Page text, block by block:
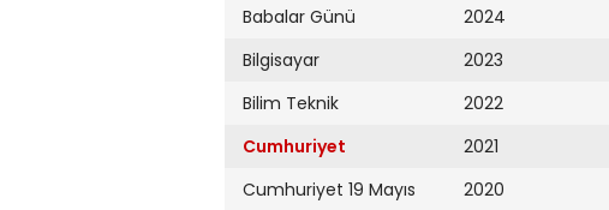
Babalar Günü
Bilgisayar
Bilim Teknik
Cumhuriyet
Cumhuriyet 19 Mayıs
2024
2023
2022
2021
2020